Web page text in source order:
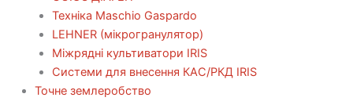
Техніка Maschio Gaspardo
LEHNER (мікрогранулятор)
Міжрядні культиватори IRIS
Системи для внесення КАС/РКД IRIS
Точне землеробство